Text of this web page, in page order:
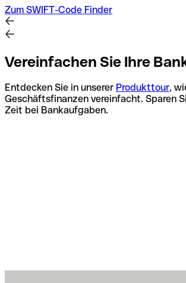
Zum SWIFT-Code Finder
Vereinfachen Sie Ihre
Entdecken Sie in unserer Produkttour,
Geschäftsfinanzen vereinfacht. Sparen
Zeit bei Bankaufgaben.